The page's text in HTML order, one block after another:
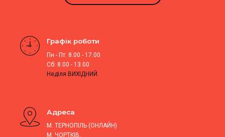
Графік роботи
Пн - Пт: 8.00 - 17.00
Сб: 8.00 - 13.00
Неділя ВИХІДНИЙ
Адреса
М. ТЕРНОПІЛЬ (ОНЛАЙН)
М. ЧОРТКІВ,